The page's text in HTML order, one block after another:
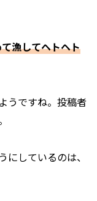
漁してヘトヘト
うですね。投稿者
にしているのは、